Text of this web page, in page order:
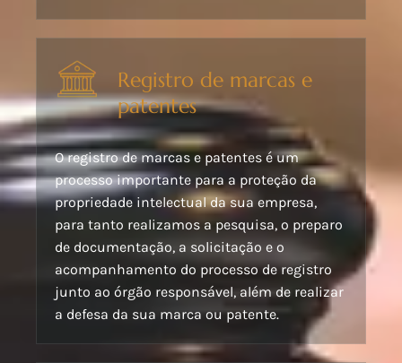
Registro de marcas e
patentes
O registro de marcas e patentes é um
processo importante para a proteção da
propriedade intelectual da sua empresa,
para tanto realizamos a pesquisa, o preparo
de documentação, a solicitação e o
acompanhamento do processo de registro
junto ao órgão responsável, além de realizar
a defesa da sua marca ou patente.